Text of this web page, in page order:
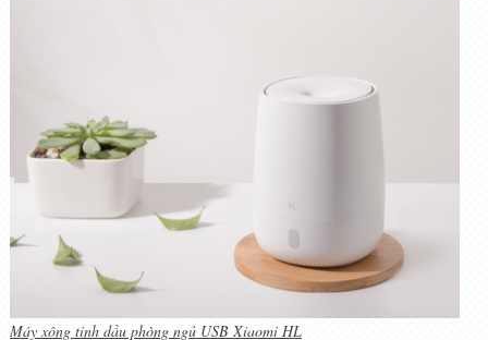
Máy xông tinh dầu phòng ngủ USB Xiaomi HL